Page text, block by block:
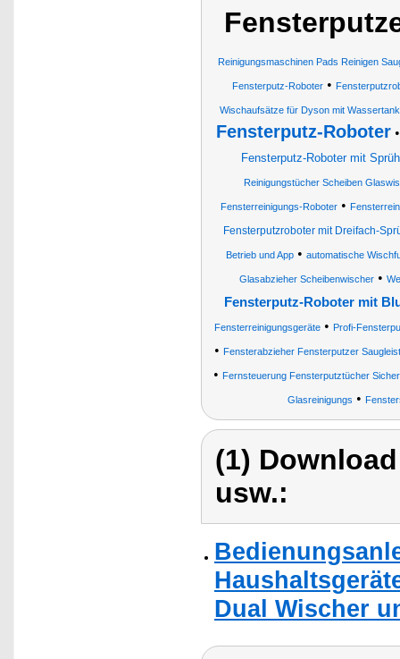
Reinigungsmaschinen Pads Reinigen
Fensterputz-Roboter •
Wischaufsätze für Dyson mit Wassertank
Fensterputz-Roboter
Fensterputz-Roboter mit
Reinigungstücher Scheiben
Fensterreinigungs-Roboter •
Fensterputzroboter mit Dreifach-
Betrieb und App • automatische
Glasabzieher Scheibenwischer •
Fensterputz-Roboter mit
Fensterreinigungsgeräte• Profi-
• Fensterabzieher Fensterputzer
• Fernsteuerung Fensterputztücher
Glasreinigungs •
(1)
usw.:
Dual Wischer